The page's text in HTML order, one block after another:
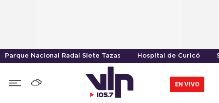
Parque Nacional Radal Siete Tazas Hospital de Curicó
EN VIVO